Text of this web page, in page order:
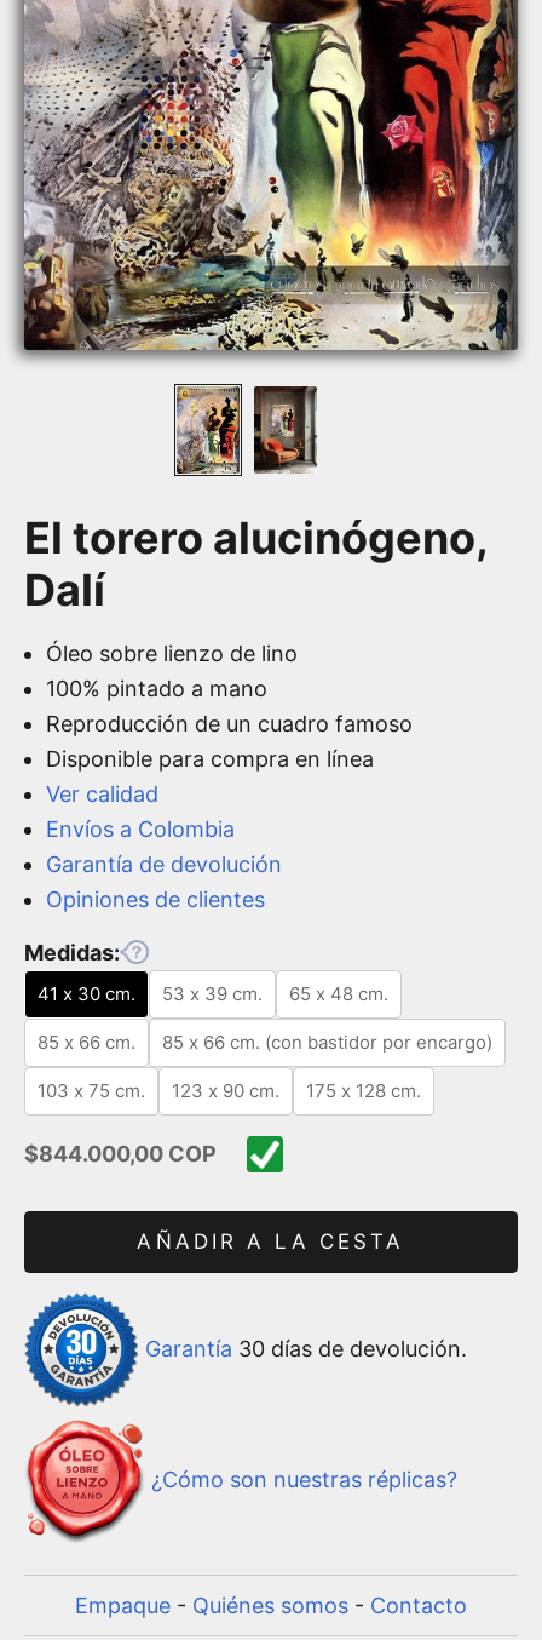
El torero alucinógeno,
Dalí
Óleo sobre lienzo de lino
100% pintado a mano
Reproducción de un cuadro famoso
Disponible para compra en línea
Ver calidad
Envíos a Colombia
Garantía de devolución
Opiniones de clientes
Medidas:
41 x 30 cm. 53 x 39 cm. 65 x 48 cm.
85 x 66 cm. 85 x 66 cm. (con bastidor por encargo)
103 x 75 cm. 123 x 90 cm. 175 x 128 cm.
Precio de oferta
$844.000,00 COP
AÑADIR A LA CESTA
Garantía 30 días de devolución.
¿Cómo son nuestras réplicas?
Empaque - Quiénes somos - Contacto